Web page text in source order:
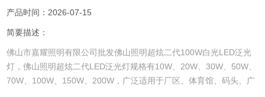
产品时间：2026-07-15
简要描述：
佛山市嘉耀照明有限公司批发佛山照明超炫二代100W白光LED泛光
灯，佛山照明超炫二代LED泛光灯规格有10W、20W、30W、50W、
70W、100W、150W、200W，广泛适用于厂区、体育馆、码头、广